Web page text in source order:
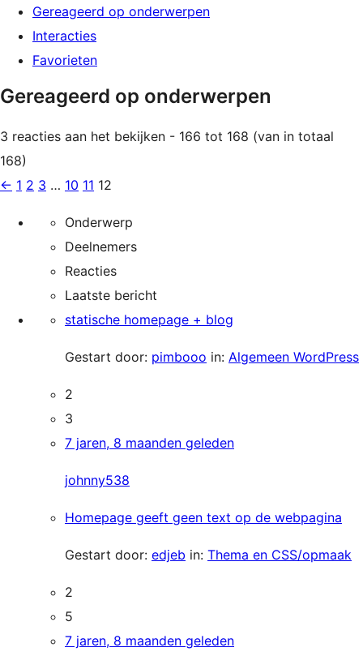
Gereageerd op onderwerpen
Interacties
Favorieten
Gereageerd op onderwerpen
3 reacties aan het bekijken - 166 tot 168 (van in totaal
168)
← 1 2 3 … 10 11 12
Onderwerp
Deelnemers
Reacties
Laatste bericht
statische homepage + blog
Gestart door: pimbooo in: Algemeen WordPress
2
3
7 jaren, 8 maanden geleden
johnny538
Homepage geeft geen text op de webpagina
Gestart door: edjeb in: Thema en CSS/opmaak
2
5
7 jaren, 8 maanden geleden